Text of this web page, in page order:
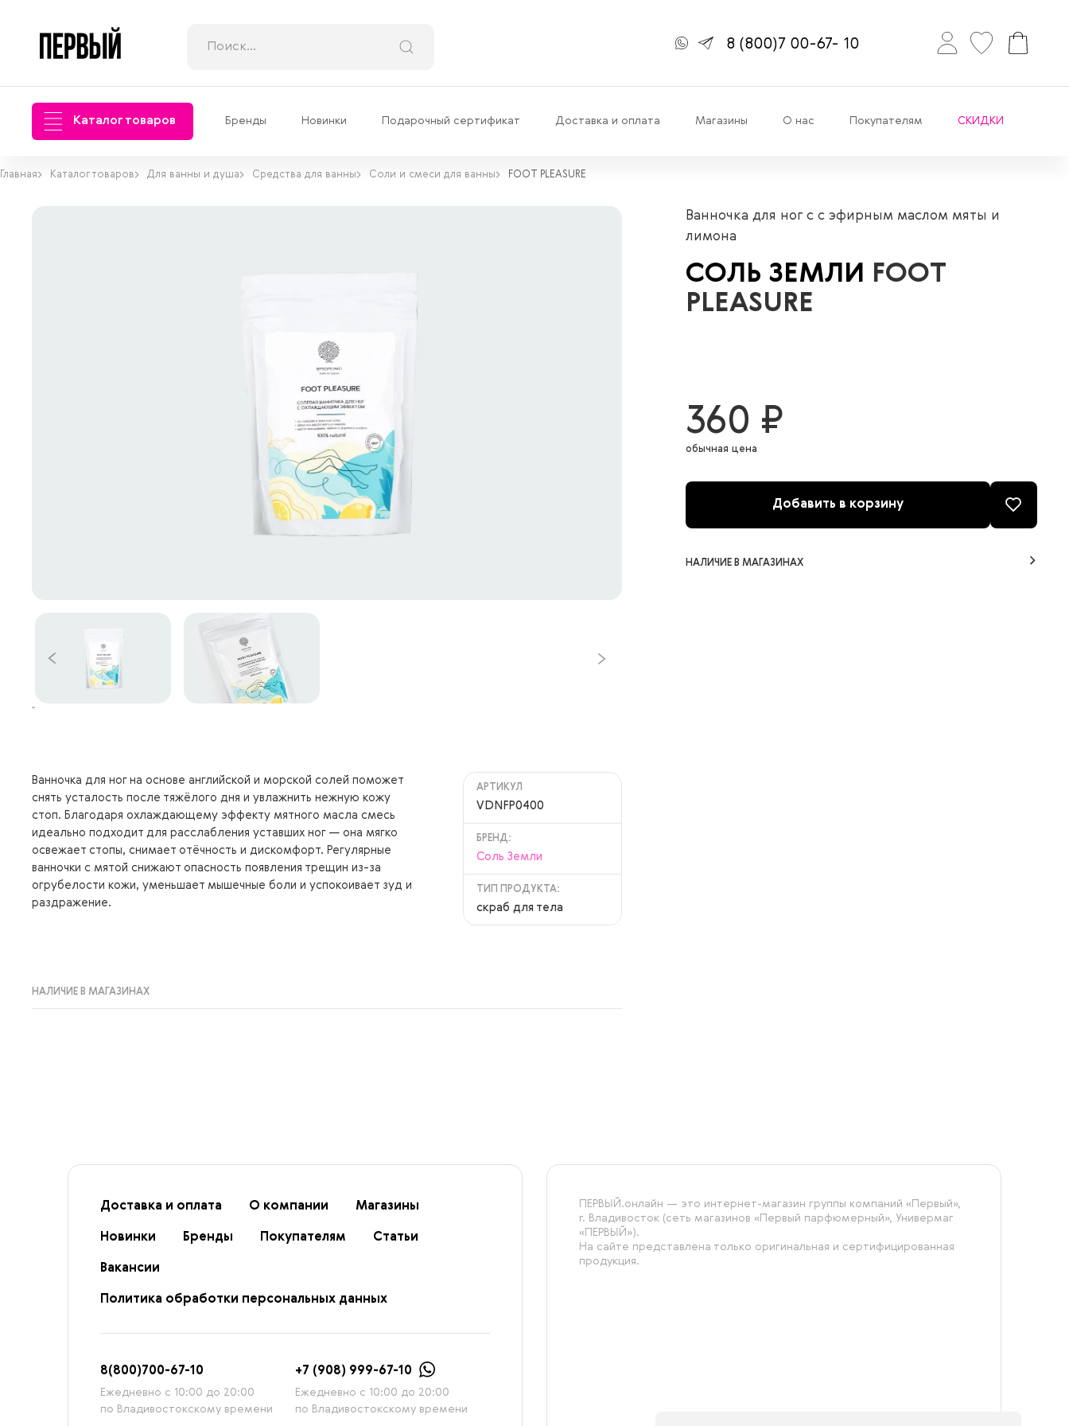
8(800)7 00-67- 10
Каталог товаров Бренды Новинки Подарочный сертификат Доставка и оплата Магазины О нас Покупателям СКИДКИ
Главная Каталог товаров Для ванны и душа Средства для ванны Соли и смеси для ванны FOOT PLEASURE
Ванночка для ног с с эфирным маслом мяты и
лимона
СОЛЬ ЗЕМЛИ FOOT
PLEASURE
360 ₽
обычная цена
Добавить в корзину
НАЛИЧИЕ В МАГАЗИНАХ
Ванночка для ног на основе английской и морской солей поможет
снять усталость после тяжёлого дня и увлажнить нежную кожу
стоп. Благодаря охлаждающему эффекту мятного масла смесь
идеально подходит для расслабления уставших ног — она мягко
освежает стопы, снимает отёчность и дискомфорт. Регулярные
ванночки с мятой снижают опасность появления трещин из-за
огрубелости кожи, уменьшает мышечные боли и успокоивает зуд и
раздражение.
АРТИКУЛ
VDNFP0400
БРЕНД:
Соль Земли
ТИП ПРОДУКТА:
скраб для тела
НАЛИЧИЕ В МАГАЗИНАХ
Доставка и оплата О компании Магазины
Новинки Бренды Покупателям Статьи
Вакансии
Политика обработки персональных данных
8(800)700-67-10
Ежедневно с 10:00 до 20:00
по Владивостокскому времени
+7 (908) 999-67-10
Ежедневно с 10:00 до 20:00
по Владивостокскому времени
ПЕРВЫЙ.онлайн — это интернет-магазин группы компаний «‎Первый»,
г. Владивосток (сеть магазинов «Первый парфюмерный», Универмаг
«ПЕРВЫЙ»).
На сайте представлена только оригинальная и сертифицированная
продукция.